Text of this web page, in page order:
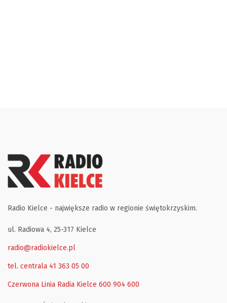
Radio Kielce - największe radio w regionie świętokrzyskim.
ul. Radiowa 4, 25-317 Kielce
radio@radiokielce.pl
tel. centrala 41 363 05 00
Czerwona Linia Radia Kielce 600 904 600